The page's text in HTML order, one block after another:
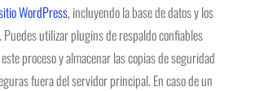
WordPress, incluyendo la base de datos y los
utilizar plugins de respaldo confiables
proceso y almacenar las copias de seguridad
fuera del servidor principal. En caso de un